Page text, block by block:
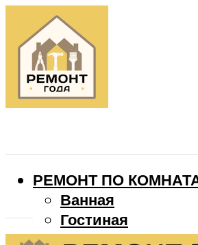
РЕМОНТ ПО
Ванная
Гостиная
Детская